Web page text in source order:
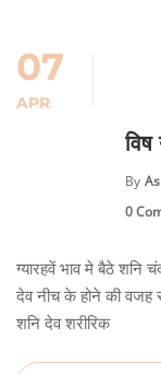
07
APR
विष
By
0
ग्यारहवें भाव मे बैठे शनि
देव नीच के होने की वजह
शनि देव शरीरिक